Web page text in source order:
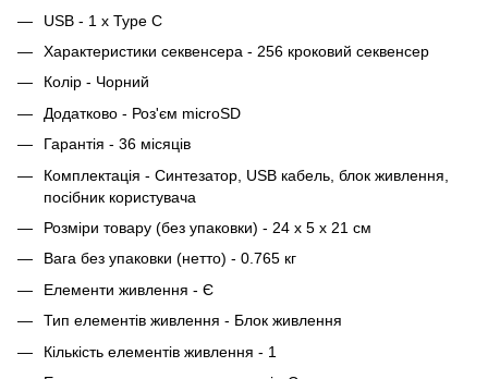
USB - 1 x Type C
Характеристики секвенсера - 256 кроковий секвенсер
Колір - Чорний
Додатково - Роз'єм microSD
Гарантія - 36 місяців
Комплектація - Синтезатор, USB кабель, блок живлення,
посібник користувача
Розміри товару (без упаковки) - 24 x 5 x 21 см
Вага без упаковки (нетто) - 0.765 кг
Елементи живлення - Є
Тип елементів живлення - Блок живлення
Кількість елементів живлення - 1